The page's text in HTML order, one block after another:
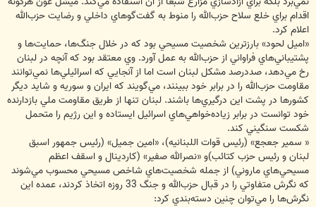
اقدام براي خلع سلاح حزب‌الله را منوط به گفت‌گوهاي داخلي و رضايت حزب‌الله
اعلام كرد.
«اميل لحود» بارزترين شخصيت مسيحي بود كه در خلال جنگ‌ها، حمايت‌ها و
پشتيباني‌هاي فراواني از حزب‌الله به عمل آورد. وي معتقد بود كه آنچه در لبنان
رخ مي‌دهد، صددرصد مشكل لبنان است اما از آنجايي كه اسرائيلي‌ها نمي‌توانند
مقاومت حزب‌الله را در برابر خود ببينند، مي‌گويند كه ايران و سوريه و شايد ديگر
كشورها در پشت اين درگيري‌ها باشند. لبنان تنها از طريق مقاومت ملي بازدارنده
خود توانست در برابر زياده‌خواهي‌هاي اسرائيل ايستاده و اين رژيم را متحمل
شكست سنگيني كند.
« سمير جعجع» (رئيس قوات اللبنانيه)، «امين جميل» (رئيس جمهور اسبق
لبنان و رئيس حزب كتائب)‌و «نصرالله صفير» (كاردينال و اسقف اعظم
مسيحي‌هاي ماروني) از جمله شخصيت‌هاي شاخص مسيحي محسوب مي‌شوند
كه نگرش متفاوتي را در قبال حزب‌الله و جنگ 33 روزه اتخاذ كردند، عمده اين
نگرش‌ها را مي‌توان چنين دسته‌بندي كرد: